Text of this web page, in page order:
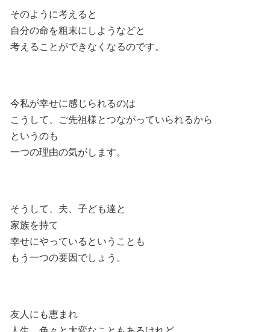
そのように考えると
自分の命を粗末にしようなどと
考えることができなくなるのです。
今私が幸せに感じられるのは
こうして、ご先祖様とつながっていられるから
というのも
一つの理由の気がします。
そうして、夫、子ども達と
家族を持て
幸せにやっているということも
もう一つの要因でしょう。
友人にも恵まれ